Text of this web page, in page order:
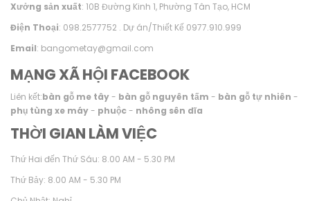
Xưởng sản xuất: 10B Đường Kinh 1, Phường Tân Tạo, HCM
Điện Thoại: 098.2577752 . Dự án/Thiết Kế 0977.910.999
Email: bangometay@gmail.com
MẠNG XÃ HỘI FACEBOOK
Liên kết:bàn gỗ me tây- bàn gỗ nguyên tấm - bàn gỗ tự nhiên -
phụ tùng xe máy- phuộc- nhông sên dĩa
THỜI GIAN LÀM VIỆC
Thứ Hai đến Thứ Sáu: 8.00 AM - 5.30 PM
Thứ Bảy: 8.00 AM - 5.30 PM